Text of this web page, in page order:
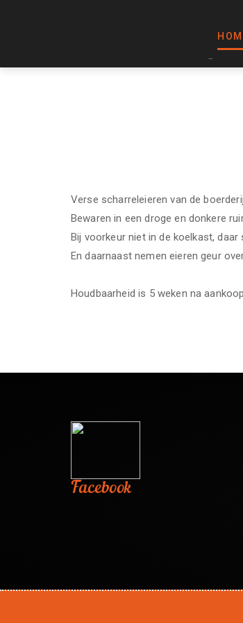
Verse scharreleieren van de
Bewaren in een droge en donkere
Bij voorkeur niet in de koelkast,
En daarnaast nemen eieren geur
Houdbaarheid is 5 weken na
Facebook